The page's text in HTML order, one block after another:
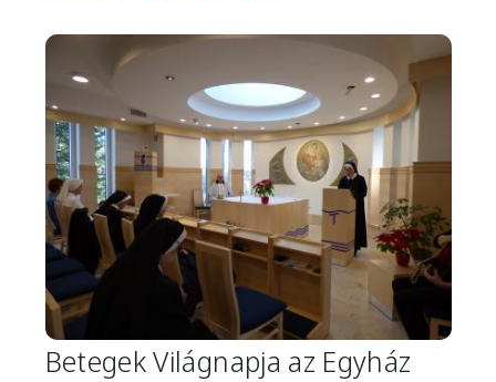
Image
Betegek Világnapja az Egyház